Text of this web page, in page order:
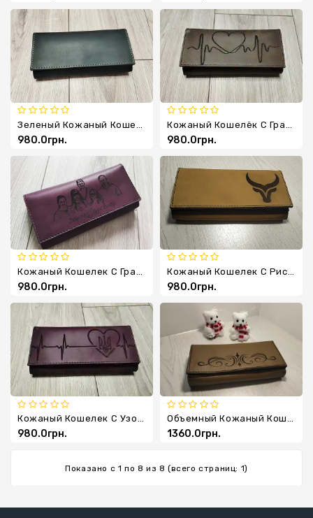
980.0грн. 980.0грн.
980.0грн. 980.0грн.
Кожаный Кошелек С Узором Сердца И Гербом Украины
980.0грн.
Объемный Кожаный Кошелек На Магнитах XL
1360.0грн.
Показано с 1 по 8 из 8 (всего страниц: 1)